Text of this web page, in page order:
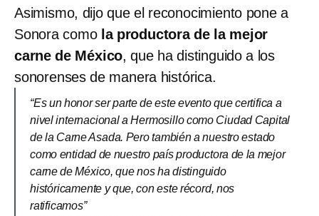
Asimismo, dijo que el reconocimiento pone a
Sonora como la productora de la mejor
carne de México, que ha distinguido a los
sonorenses de manera histórica.
“Es un honor ser parte de este evento que certifica a
nivel internacional a Hermosillo como Ciudad Capital
de la Carne Asada. Pero también a nuestro estado
como entidad de nuestro país productora de la mejor
carne de México, que nos ha distinguido
históricamente y que, con este récord, nos
ratificamos”